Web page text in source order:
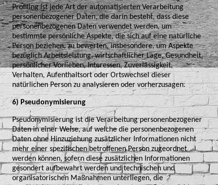
Profiling ist jede Art der automatisierten Verarbeitung
personenbezogener Daten, die darin besteht, dass diese
personenbezogenen Daten verwendet werden, um
bestimmte persönliche Aspekte, die sich auf eine natürliche
Person beziehen, zu bewerten, insbesondere, um Aspekte
bezüglich Arbeitsleistung, wirtschaftlicher Lage, Gesundheit,
persönlicher Vorlieben, Interessen, Zuverlässigkeit,
Verhalten, Aufenthaltsort oder Ortswechsel dieser
natürlichen Person zu analysieren oder vorherzusagen.
6) Pseudonymisierung
Pseudonymisierung ist die Verarbeitung personenbezogener
Daten in einer Weise, auf welche die personenbezogenen
Daten ohne Hinzuziehung zusätzlicher Informationen nicht
mehr einer spezifischen betroffenen Person zugeordnet
werden können, sofern diese zusätzlichen Informationen
gesondert aufbewahrt werden und technischen und
organisatorischen Maßnahmen unterliegen, die